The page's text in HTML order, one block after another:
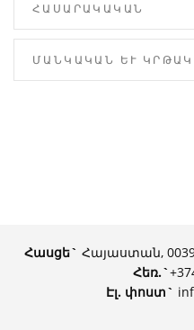
ՀԱՍԱՐԱԿԱԿԱՆ
ՄԱՆԿԱԿԱՆ ԵՒ
Հասցե` Հայաստան,
Հեռ.`
Էլ. փոստ`